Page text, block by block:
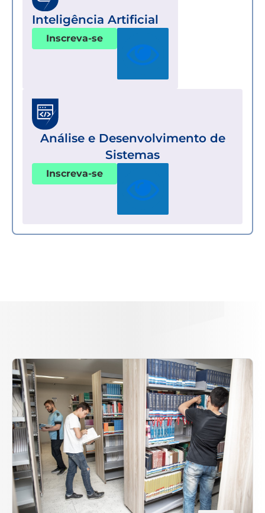
Inteligência Artificial
Inscreva-se
Análise e Desenvolvimento de
Sistemas
Inscreva-se